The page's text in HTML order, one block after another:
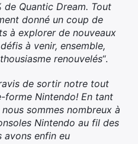
de Quantic Dream. Tout
donné un coup de
à explorer de nouveaux
à venir, ensemble,
renouvelés“.
de sortir notre tout
forme Nintendo! En tant
sommes nombreux à
Nintendo au fil des
avons enfin eu